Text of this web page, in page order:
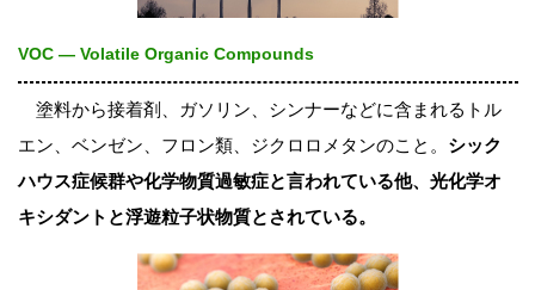
VOC ― Volatile Organic Compounds
塗料から接着剤、ガソリン、シンナーなどに含まれるトル
エン、ベンゼン、フロン類、ジクロロメタンのこと。 シック
ハウス症候群や化学物質過敏症と言われている他、光化学オ
キシダントと浮遊粒子状物質とされている。